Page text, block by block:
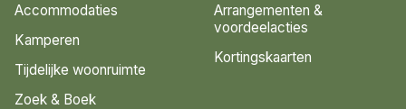
Accommodaties
Kamperen
Tijdelijke woonruimte
Zoek & Boek
Arrangementen &
voordeelacties
Kortingskaarten